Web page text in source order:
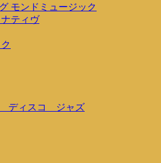
モンドミュージック
ティヴ
ディスコ ジャズ